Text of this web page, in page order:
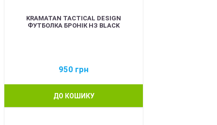
KRAMATAN TACTICAL DESIGN
ФУТБОЛКА БРОНІК НЗ BLACK
950 грн
ДО КОШИКУ